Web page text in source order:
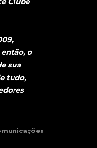
o
sua
tudo,